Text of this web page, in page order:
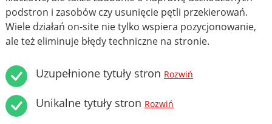
podstron i zasobów czy usunięcie pętli przekierowań.
Wiele działań on-site nie tylko wspiera pozycjonowanie,
ale też eliminuje błędy techniczne na stronie.
Uzupełnione tytuły stron Rozwiń
Unikalne tytuły stron Rozwiń